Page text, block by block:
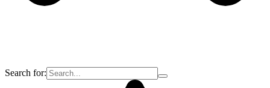
Search for: